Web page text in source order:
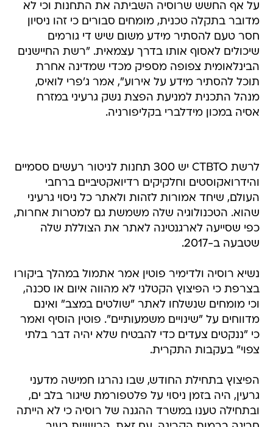
על אף החשש שרוסיה השביתה את התחנות וכי לא
מדובר בתקלה טכנית, מומחים סבורים כי זהו ניסיון
חסר טעם להסתיר מידע משום שיש די גורמים
שיכולים לאסוף אותו בדרך עצמאית. "רשת החיישנים
הבינלאומית צפופה מספיק מכדי שמדינה אחרת
תוכל להסתיר מידע על אירוע", אמר ג'פרי לואיס,
מנהל התכנית למניעת הפצת נשק גרעיני במזרח
אסיה במכון מידלברי בקליפורניה.
לרשת CTBTO יש 300 תחנות לניטור רעשים ססמיים
והידרואקוסטים וחלקיקים רדיואקטיביים ברחבי
העולם, שיחד אמורות לזהות ולאתר כל ניסוי גרעיני
שהוא. הטכנולוגיה שלה משמשת גם למטרות אחרות,
כפי שסייעה לארגנטינה לאתר את הצוללת שלה
שטבעה ב-2017.
נשיא רוסיה ולדימיר פוטין אמר אתמול במהלך ביקורו
בצרפת כי הפיצוץ הקטלני לא מהווה איום או סכנה,
וכי מומחים שנשלחו לאתר "שולטים במצב" ואינם
מדווחים על "שינויים משמעותיים". פוטין הוסיף ואמר
כי "ננקטים צעדים כדי להבטיח שלא יהיה דבר בלתי
צפוי" בעקבות התקרית.
הפיצוץ בתחילת החודש, שבו נהרגו חמישה מדעני
גרעין, היה בזמן ניסוי על פלטפורמת שיגור בלב ים,
ובתחילה טענו במשרד ההגנה של רוסיה כי לא הייתה